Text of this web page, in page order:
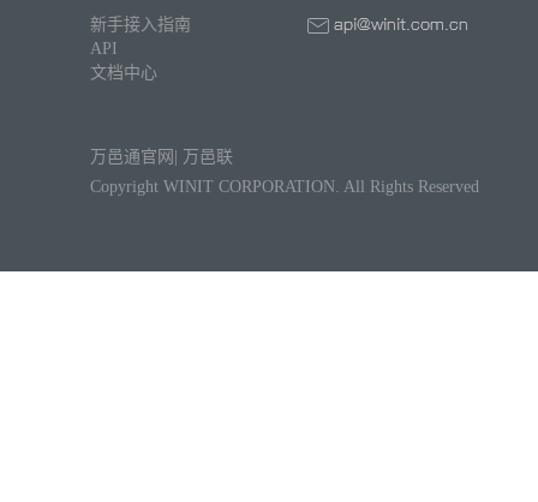
新手接入指南
API
文档中心
万邑通官网
万邑联
Copyright WINIT CORPORATION. All Rights Reserved